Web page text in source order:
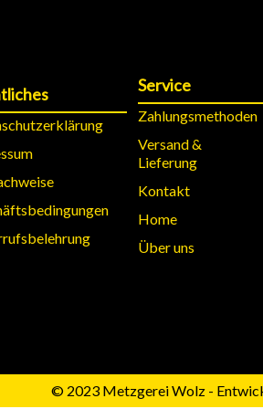
Service
Zahlungsmethoden
Versand &
Lieferung
Kontakt
Home
Über uns
© 2023 Metzgerei Wolz -